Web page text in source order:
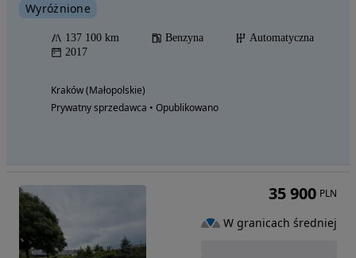
Wyróżnione
137 100 km Benzyna
Automatyczna
2017
Kraków (Małopolskie)
Prywatny sprzedawca • Opublikowano
35 900 PLN
W granicach średniej